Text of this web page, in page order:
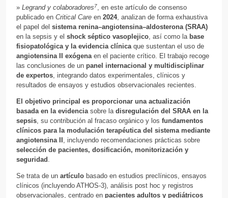
» Legrand y colaboradores7, en este artículo de consenso
publicado en Critical Care en 2024, analizan de forma exhaustiva
el papel del sistema renina–angiotensina–aldosterona (SRAA)
en la sepsis y el shock séptico vasoplejico, así como la base
fisiopatológica y la evidencia clínicaque sustentan el uso de
angiotensina II exógenaen el paciente crítico. El trabajo recoge
las conclusiones de un panel internacional y multidisciplinar
de expertos, integrando datos experimentales, clínicos y
resultados de ensayos y estudios observacionales recientes.
El objetivo principal es proporcionar una actualización
basada en la evidenciasobre la disregulación del SRAA en la
sepsis, su contribución al fracaso orgánico y los fundamentos
clínicos para la modulación terapéutica del sistema mediante
angiotensina II , incluyendo recomendaciones prácticas sobre
selección de pacientes, dosificación, monitorización y
seguridad .
Se trata de un artículo basado en estudios preclínicos, ensayos
clínicos (incluyendo ATHOS-3), análisis post hoc y registros
observacionales, centrado en pacientes adultos y pediátricos